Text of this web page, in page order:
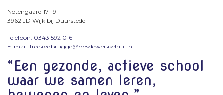
Notengaard 17-19
3962 JD Wijk bij Duurstede
Telefoon: 0343 592 016
E-mail: freekvdbrugge@obsdewerkschuit.nl
“Een gezonde, actieve school
waar we samen leren,